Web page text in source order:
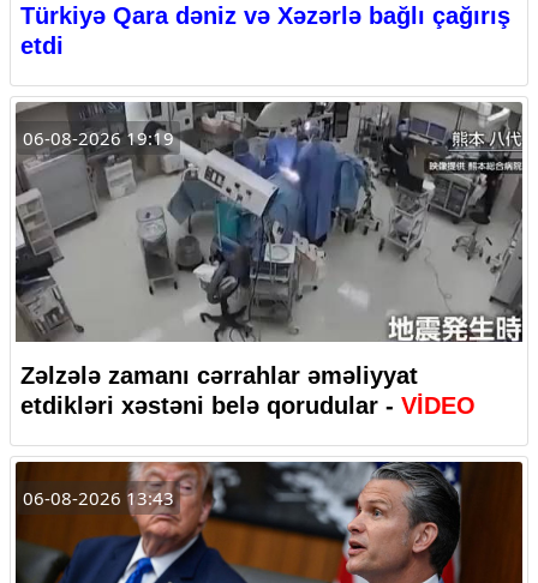
Türkiyə Qara dəniz və Xəzərlə bağlı çağırış
etdi
06-08-2026 19:19
Zəlzələ zamanı cərrahlar əməliyyat
etdikləri xəstəni belə qorudular - VİDEO
06-08-2026 13:43